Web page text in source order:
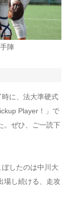
陣
に、法大準硬式
Player！」で
。ぜひ、ご一読下
したのは中川大
場し続ける、走攻